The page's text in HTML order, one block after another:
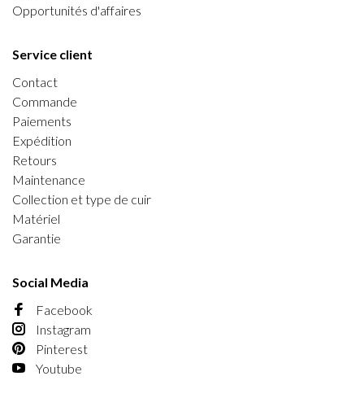
Opportunités d'affaires
Service client
Contact
Commande
Paiements
Expédition
Retours
Maintenance
Collection et type de cuir
Matériel
Garantie
Social Media
Facebook
Instagram
Pinterest
Youtube